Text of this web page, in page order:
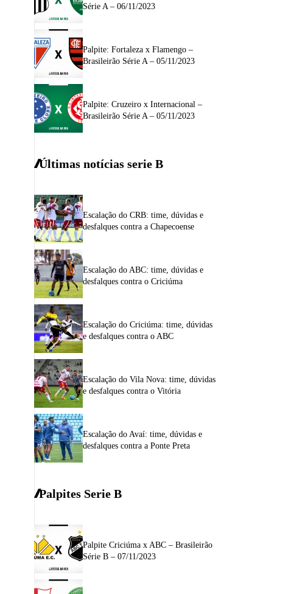
Série A – 06/11/2023
Palpite: Fortaleza x Flamengo –
Brasileirão Série A – 05/11/2023
Palpite: Cruzeiro x Internacional –
Brasileirão Série A – 05/11/2023
Últimas notícias serie B
Escalação do CRB: time, dúvidas e
desfalques contra a Chapecoense
Escalação do ABC: time, dúvidas e
desfalques contra o Criciúma
Escalação do Criciúma: time, dúvidas
e desfalques contra o ABC
Escalação do Vila Nova: time, dúvidas
e desfalques contra o Vitória
Escalação do Avaí: time, dúvidas e
desfalques contra a Ponte Preta
Palpites Serie B
Palpite Criciúma x ABC – Brasileirão
Série B – 07/11/2023